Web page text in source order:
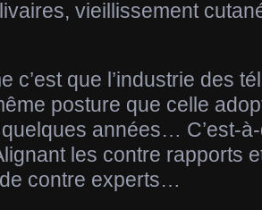
vieillissement
c’est que l’industrie des
posture que celle
années… C’est-
les contre rapports
contre experts…